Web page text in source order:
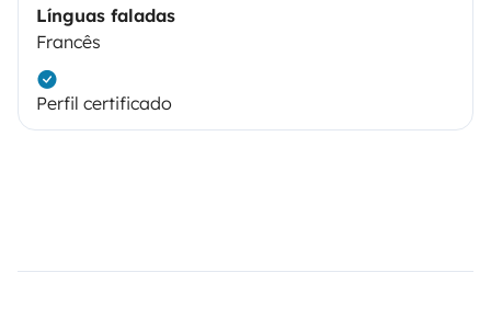
Línguas faladas
Francês
Perfil certificado